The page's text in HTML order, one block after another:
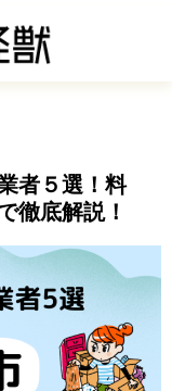
者５選！料
徹底解説！